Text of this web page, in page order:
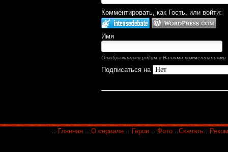
Комментировать, как Гость, или войти:
Имя
Отображается рядом с Вашими комментариями
Подписаться на
:: Главная :: О сериале :: Герои :: Фото ::Скачать::